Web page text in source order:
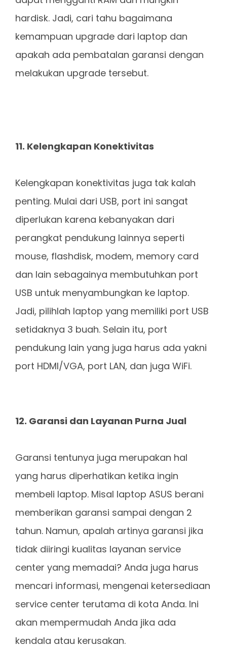
hardisk. Jadi, cari tahu bagaimana
kemampuan upgrade dari laptop dan
apakah ada pembatalan garansi dengan
melakukan upgrade tersebut.
11. Kelengkapan Konektivitas
Kelengkapan konektivitas juga tak kalah
penting. Mulai dari USB, port ini sangat
diperlukan karena kebanyakan dari
perangkat pendukung lainnya seperti
mouse, flashdisk, modem, memory card
dan lain sebagainya membutuhkan port
USB untuk menyambungkan ke laptop.
Jadi, pilihlah laptop yang memiliki port USB
setidaknya 3 buah. Selain itu, port
pendukung lain yang juga harus ada yakni
port HDMI/VGA, port LAN, dan juga WiFi.
12. Garansi dan Layanan Purna Jual
Garansi tentunya juga merupakan hal
yang harus diperhatikan ketika ingin
membeli laptop. Misal laptop ASUS berani
memberikan garansi sampai dengan 2
tahun. Namun, apalah artinya garansi jika
tidak diiringi kualitas layanan service
center yang memadai? Anda juga harus
mencari informasi, mengenai ketersediaan
service center terutama di kota Anda. Ini
akan mempermudah Anda jika ada
kendala atau kerusakan.